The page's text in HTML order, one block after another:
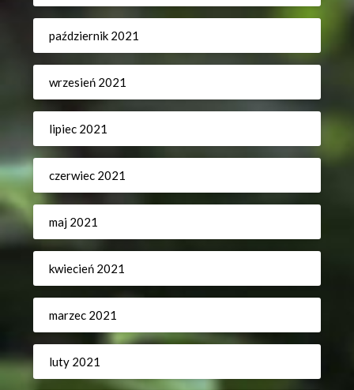
październik 2021
wrzesień 2021
lipiec 2021
czerwiec 2021
maj 2021
kwiecień 2021
marzec 2021
luty 2021